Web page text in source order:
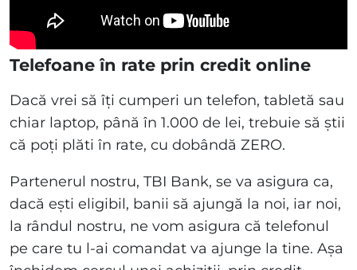
Telefoane în rate prin credit online
Dacă vrei să îți cumperi un telefon, tabletă sau
chiar laptop, până în 1.000 de lei, trebuie să știi
că poți plăti în rate, cu dobândă ZERO.
Partenerul nostru, TBI Bank, se va asigura ca,
dacă ești eligibil, banii să ajungă la noi, iar noi,
la rândul nostru, ne vom asigura că telefonul
pe care tu l-ai comandat va ajunge la tine. Așa